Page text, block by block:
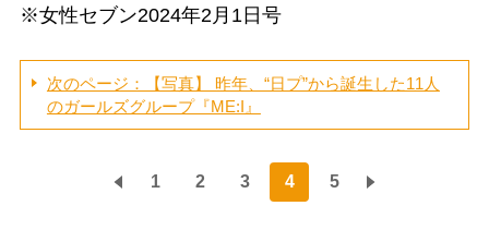
※女性セブン2024年2月1日号
次のページ：【写真】 昨年、“日プ”から誕生した11人
のガールズグループ『ME:I』
1 2 3 4 5